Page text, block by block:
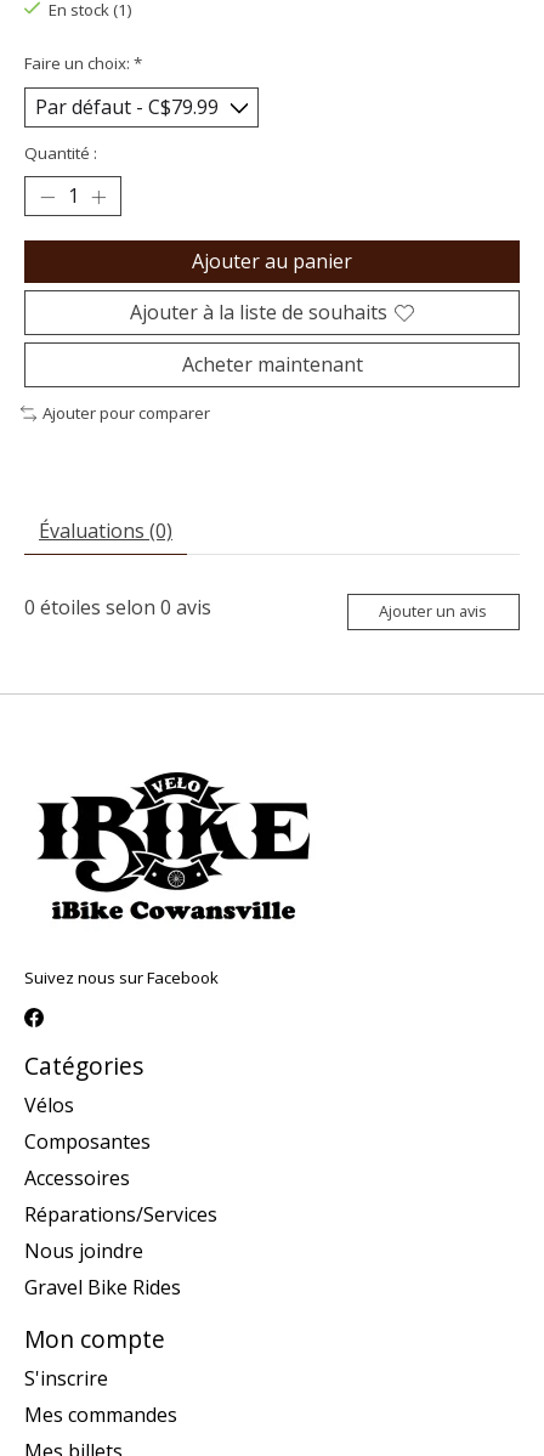
En stock (1)
Faire un choix: *
Quantité :
Ajouter au panier
Ajouter à la liste de souhaits
Acheter maintenant
Ajouter pour comparer
Évaluations (0)
0 étoiles selon 0 avis Ajouter un avis
Suivez nous sur Facebook
Catégories
Vélos
Composantes
Accessoires
Réparations/Services
Nous joindre
Gravel Bike Rides
Mon compte
S'inscrire
Mes commandes
Mes billets